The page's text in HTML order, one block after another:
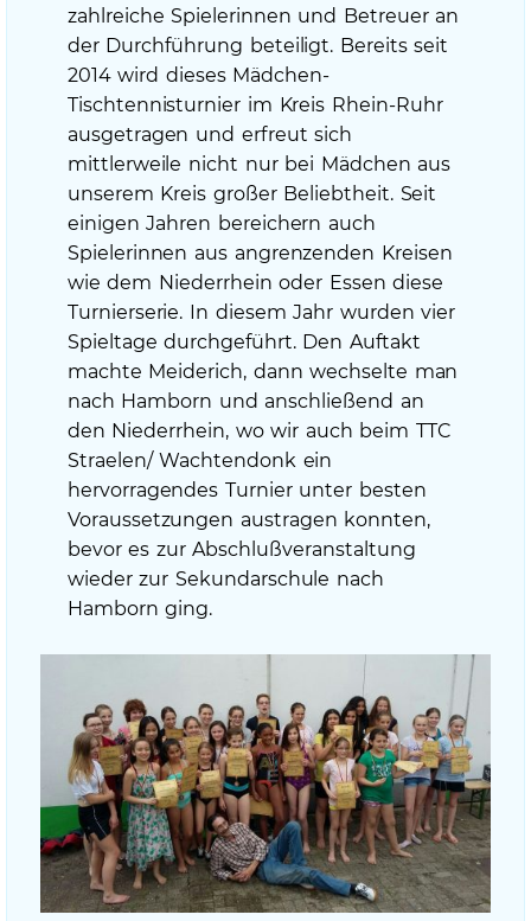
zahlreiche Spielerinnen und Betreuer an
der Durchführung beteiligt. Bereits seit
2014 wird dieses Mädchen-
Tischtennisturnier im Kreis Rhein-Ruhr
ausgetragen und erfreut sich
mittlerweile nicht nur bei Mädchen aus
unserem Kreis großer Beliebtheit. Seit
einigen Jahren bereichern auch
Spielerinnen aus angrenzenden Kreisen
wie dem Niederrhein oder Essen diese
Turnierserie. In diesem Jahr wurden vier
Spieltage durchgeführt. Den Auftakt
machte Meiderich, dann wechselte man
nach Hamborn und anschließend an
den Niederrhein, wo wir auch beim TTC
Straelen/ Wachtendonk ein
hervorragendes Turnier unter besten
Voraussetzungen austragen konnten,
bevor es zur Abschlußveranstaltung
wieder zur Sekundarschule nach
Hamborn ging.